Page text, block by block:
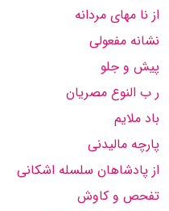
از نا مهای مردانه
نشانه مفعولی
پیش و جلو
ر ب النوع مصریان
باد ملایم
پارچه مالیدنی
از پادشاهان سلسله اشکانی
تفحص و کاوش